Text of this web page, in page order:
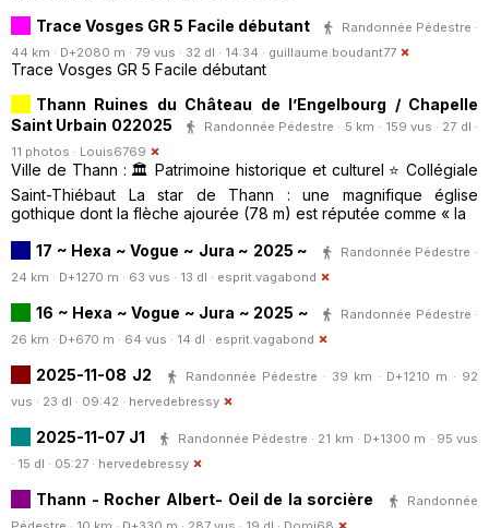
Trace Vosges GR 5 Facile débutant
Randonnée Pédestre ·
44 km · D+2080 m · 79 vus · 32 dl · 14:34 · guillaume.boudant77
Trace Vosges GR 5 Facile débutant
Thann Ruines du Château de l’Engelbourg / Chapelle
Saint Urbain 022025
Randonnée Pédestre · 5 km · 159 vus · 27 dl ·
11 photos · Louis6769
Ville de Thann : 🏛️ Patrimoine historique et culturel ⭐ Collégiale
Saint-Thiébaut La star de Thann : une magnifique église
gothique dont la flèche ajourée (78 m) est réputée comme « la
17 ~ Hexa ~ Vogue ~ Jura ~ 2025 ~
Randonnée Pédestre ·
24 km · D+1270 m · 63 vus · 13 dl · esprit.vagabond
16 ~ Hexa ~ Vogue ~ Jura ~ 2025 ~
Randonnée Pédestre ·
26 km · D+670 m · 64 vus · 14 dl · esprit.vagabond
2025-11-08 J2
Randonnée Pédestre · 39 km · D+1210 m · 92
vus · 23 dl · 09:42 · hervedebressy
2025-11-07 J1
Randonnée Pédestre · 21 km · D+1300 m · 95 vus
· 15 dl · 05:27 · hervedebressy
Thann - Rocher Albert- Oeil de la sorcière
Randonnée